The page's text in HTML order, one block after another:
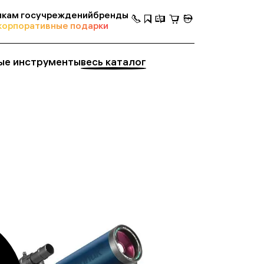
госучрежденийбренды
подарки
инструментывесь каталог